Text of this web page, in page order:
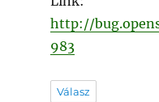
http://
983
Válasz